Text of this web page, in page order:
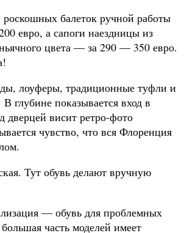
балеток ручной работы
евро, а сапоги наездницы из
цвета — за 290 — 350 евро.
лоуферы, традиционные туфли и
глубине показывается вход в
дверцей висит ретро-фото
чувство, что вся Флоренция
Тут обувь делают вручную
— обувь для проблемных
часть моделей имеет